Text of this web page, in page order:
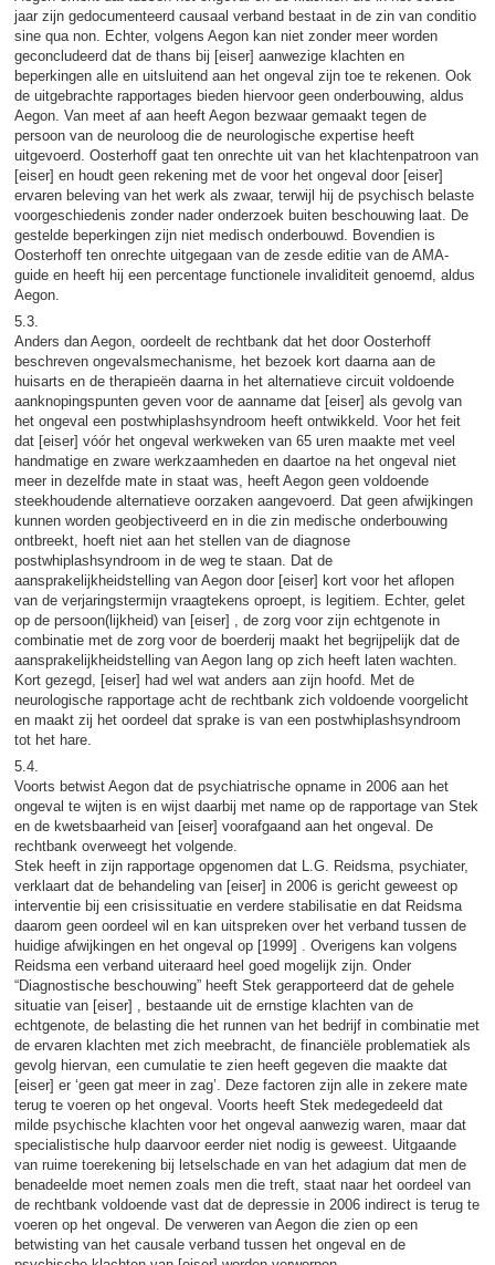
jaar zijn gedocumenteerd causaal verband bestaat in de zin van conditio
sine qua non. Echter, volgens Aegon kan niet zonder meer worden
geconcludeerd dat de thans bij [eiser] aanwezige klachten en
beperkingen alle en uitsluitend aan het ongeval zijn toe te rekenen. Ook
de uitgebrachte rapportages bieden hiervoor geen onderbouwing, aldus
Aegon. Van meet af aan heeft Aegon bezwaar gemaakt tegen de
persoon van de neuroloog die de neurologische expertise heeft
uitgevoerd. Oosterhoff gaat ten onrechte uit van het klachtenpatroon van
[eiser] en houdt geen rekening met de voor het ongeval door [eiser]
ervaren beleving van het werk als zwaar, terwijl hij de psychisch belaste
voorgeschiedenis zonder nader onderzoek buiten beschouwing laat. De
gestelde beperkingen zijn niet medisch onderbouwd. Bovendien is
Oosterhoff ten onrechte uitgegaan van de zesde editie van de AMA-
guide en heeft hij een percentage functionele invaliditeit genoemd, aldus
Aegon.
5.3.
Anders dan Aegon, oordeelt de rechtbank dat het door Oosterhoff
beschreven ongevalsmechanisme, het bezoek kort daarna aan de
huisarts en de therapieën daarna in het alternatieve circuit voldoende
aanknopingspunten geven voor de aanname dat [eiser] als gevolg van
het ongeval een postwhiplashsyndroom heeft ontwikkeld. Voor het feit
dat [eiser] vóór het ongeval werkweken van 65 uren maakte met veel
handmatige en zware werkzaamheden en daartoe na het ongeval niet
meer in dezelfde mate in staat was, heeft Aegon geen voldoende
steekhoudende alternatieve oorzaken aangevoerd. Dat geen afwijkingen
kunnen worden geobjectiveerd en in die zin medische onderbouwing
ontbreekt, hoeft niet aan het stellen van de diagnose
postwhiplashsyndroom in de weg te staan. Dat de
aansprakelijkheidstelling van Aegon door [eiser] kort voor het aflopen
van de verjaringstermijn vraagtekens oproept, is legitiem. Echter, gelet
op de persoon(lijkheid) van [eiser] , de zorg voor zijn echtgenote in
combinatie met de zorg voor de boerderij maakt het begrijpelijk dat de
aansprakelijkheidstelling van Aegon lang op zich heeft laten wachten.
Kort gezegd, [eiser] had wel wat anders aan zijn hoofd. Met de
neurologische rapportage acht de rechtbank zich voldoende voorgelicht
en maakt zij het oordeel dat sprake is van een postwhiplashsyndroom
tot het hare.
5.4.
Voorts betwist Aegon dat de psychiatrische opname in 2006 aan het
ongeval te wijten is en wijst daarbij met name op de rapportage van Stek
en de kwetsbaarheid van [eiser] voorafgaand aan het ongeval. De
rechtbank overweegt het volgende.
Stek heeft in zijn rapportage opgenomen dat L.G. Reidsma, psychiater,
verklaart dat de behandeling van [eiser] in 2006 is gericht geweest op
interventie bij een crisissituatie en verdere stabilisatie en dat Reidsma
daarom geen oordeel wil en kan uitspreken over het verband tussen de
huidige afwijkingen en het ongeval op [1999] . Overigens kan volgens
Reidsma een verband uiteraard heel goed mogelijk zijn. Onder
“Diagnostische beschouwing” heeft Stek gerapporteerd dat de gehele
situatie van [eiser] , bestaande uit de ernstige klachten van de
echtgenote, de belasting die het runnen van het bedrijf in combinatie met
de ervaren klachten met zich meebracht, de financiële problematiek als
gevolg hiervan, een cumulatie te zien heeft gegeven die maakte dat
[eiser] er ‘geen gat meer in zag’. Deze factoren zijn alle in zekere mate
terug te voeren op het ongeval. Voorts heeft Stek medegedeeld dat
milde psychische klachten voor het ongeval aanwezig waren, maar dat
specialistische hulp daarvoor eerder niet nodig is geweest. Uitgaande
van ruime toerekening bij letselschade en van het adagium dat men de
benadeelde moet nemen zoals men die treft, staat naar het oordeel van
de rechtbank voldoende vast dat de depressie in 2006 indirect is terug te
voeren op het ongeval. De verweren van Aegon die zien op een
betwisting van het causale verband tussen het ongeval en de